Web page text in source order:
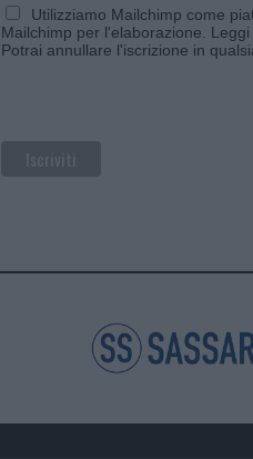
Utilizziamo Mailchimp come
Mailchimp per l'elaborazione.
Potrai annullare l'iscrizione in